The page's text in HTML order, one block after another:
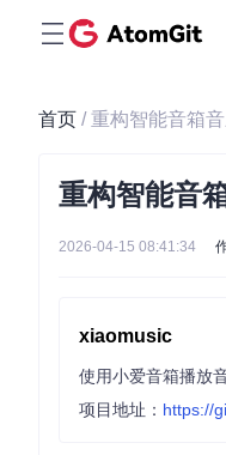
首页 / 重构智能音箱
重构智能音
2026-04-15 08:41:34
xiaomusic
使用小爱音箱播放
项目地址： https://